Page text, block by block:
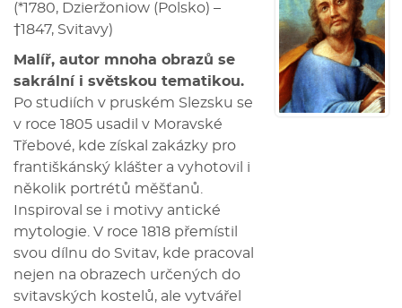
(*1780, Dzieržoniow (Polsko) –
†1847, Svitavy)
Malíř, autor mnoha obrazů se
sakrální i světskou tematikou.
Po studiích v pruském Slezsku se
v roce 1805 usadil v Moravské
Třebové, kde získal zakázky pro
františkánský klášter a vyhotovil i
několik portrétů měšťanů.
Inspiroval se i motivy antické
mytologie. V roce 1818 přemístil
svou dílnu do Svitav, kde pracoval
nejen na obrazech určených do
svitavských kostelů, ale vytvářel